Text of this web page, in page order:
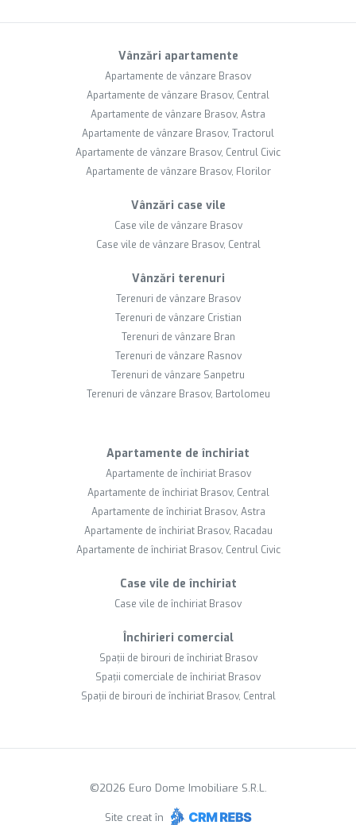
Vânzări apartamente
Apartamente de vânzare Brasov
Apartamente de vânzare Brasov, Central
Apartamente de vânzare Brasov, Astra
Apartamente de vânzare Brasov, Tractorul
Apartamente de vânzare Brasov, Centrul Civic
Apartamente de vânzare Brasov, Florilor
Vânzări case vile
Case vile de vânzare Brasov
Case vile de vânzare Brasov, Central
Vânzări terenuri
Terenuri de vânzare Brasov
Terenuri de vânzare Cristian
Terenuri de vânzare Bran
Terenuri de vânzare Rasnov
Terenuri de vânzare Sanpetru
Terenuri de vânzare Brasov, Bartolomeu
Apartamente de închiriat
Apartamente de închiriat Brasov
Apartamente de închiriat Brasov, Central
Apartamente de închiriat Brasov, Astra
Apartamente de închiriat Brasov, Racadau
Apartamente de închiriat Brasov, Centrul Civic
Case vile de închiriat
Case vile de închiriat Brasov
Închirieri comercial
Spații de birouri de închiriat Brasov
Spații comerciale de închiriat Brasov
Spații de birouri de închiriat Brasov, Central
©2026 Euro Dome Imobiliare S.R.L.
Site creat în